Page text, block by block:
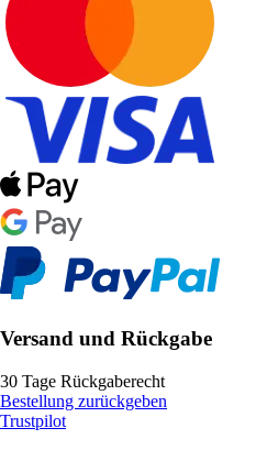
Versand und Rückgabe
30 Tage Rückgaberecht
Bestellung zurückgeben
Trustpilot